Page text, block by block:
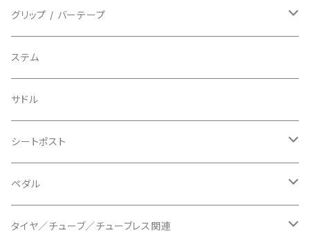
BIO RACER/ビオレーサー
BIKEYOKE/バイクヨーク
BLACKBURN/ブラックバーン
BLB/ビーエルビー
BLUEGRASS/ブルーグラス
BONTRAGER/ボントレガー
キャップ
その他
ビンディングペダル用
アクセサリー
シフターマウント
ステムスペーサー
ケーブル類
チェーンガイド／キャッチャー
チェーンリング
ディスクブレーキ
ドロップハンドル
フラット/ライザーバー
グリップ / バーテープ
グリップ
バーテープ
グリップカラー / バーエンドキャップ
ステム
サドル
シートポスト
ドロッパーポスト
シートクランプ
ペダル
ビンディングペダル
タイヤ／チューブ／チューブレス関連